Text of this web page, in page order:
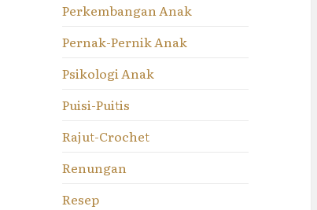
Perkembangan Anak
Pernak-Pernik Anak
Psikologi Anak
Puisi-Puitis
Rajut-Crochet
Renungan
Resep